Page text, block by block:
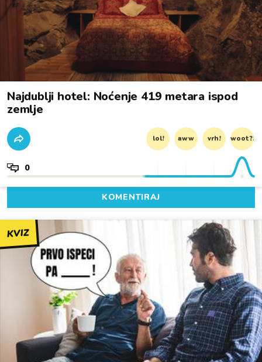
Najdublji hotel: Noćenje 419 metara ispod
zemlje
lol! aww vrh! woot?!
0
KOMENTIRAJ
KVIZ